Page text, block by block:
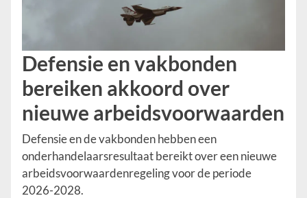
Defensie en vakbonden
bereiken akkoord over
nieuwe arbeidsvoorwaarden
Defensie en de vakbonden hebben een
onderhandelaarsresultaat bereikt over een nieuwe
arbeidsvoorwaardenregeling voor de periode
2026-2028.